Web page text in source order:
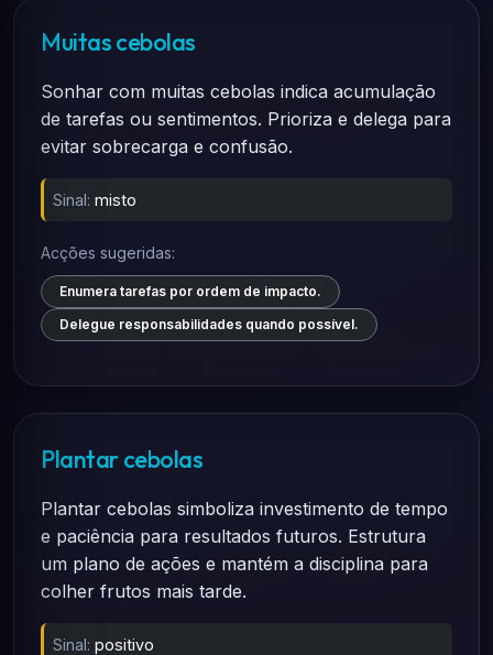
Muitas cebolas
Sonhar com muitas cebolas indica acumulação
de tarefas ou sentimentos. Prioriza e delega para
evitar sobrecarga e confusão.
Sinal: misto
Acções sugeridas:
Enumera tarefas por ordem de impacto.
Delegue responsabilidades quando possível.
Plantar cebolas
Plantar cebolas simboliza investimento de tempo
e paciência para resultados futuros. Estrutura
um plano de ações e mantém a disciplina para
colher frutos mais tarde.
Sinal: positivo